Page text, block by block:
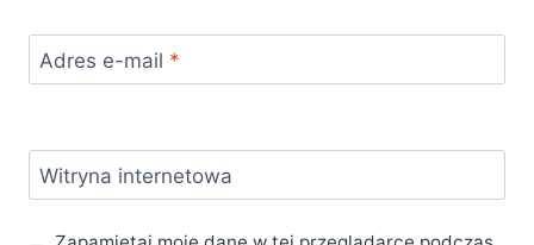
Adres e-mail *
Witryna internetowa